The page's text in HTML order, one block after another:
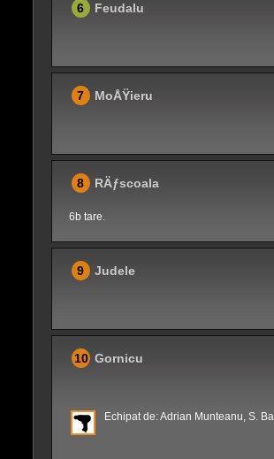
6 Feudalu
7 MoÅŸieru
8 RÄƒscoala
6b tare.
9 Judele
10 Gornicu
Echipat de: Adrian Munteanu, S.